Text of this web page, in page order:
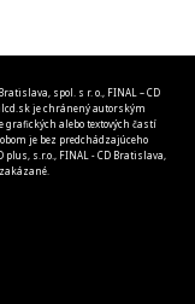
spol. s r. o., FINAL – CD
je chránený autorským
alebo textových častí
je bez predchádzajúceho
s.r.o., FINAL - CD Bratislava,